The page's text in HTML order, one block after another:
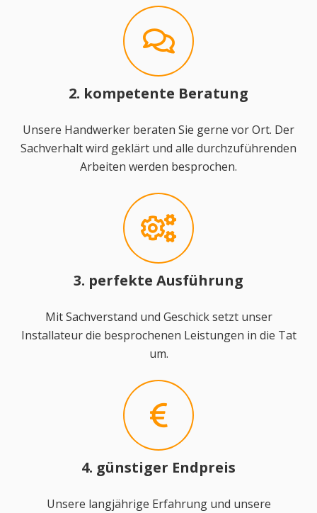
2. kompetente Beratung
Unsere Handwerker beraten Sie gerne vor Ort. Der
Sachverhalt wird geklärt und alle durchzuführenden
Arbeiten werden besprochen.
3. perfekte Ausführung
Mit Sachverstand und Geschick setzt unser
Installateur die besprochenen Leistungen in die Tat
um.
4. günstiger Endpreis
Unsere langjährige Erfahrung und unsere